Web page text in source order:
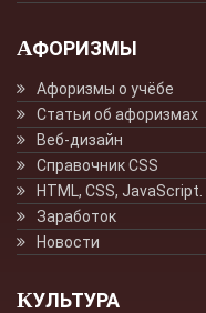
АФОРИЗМЫ
Афоризмы о учёбе
Статьи об афоризмах
Веб-дизайн
Справочник CSS
HTML, CSS, JavaScript.
Заработок
Новости
КУЛЬТУРА